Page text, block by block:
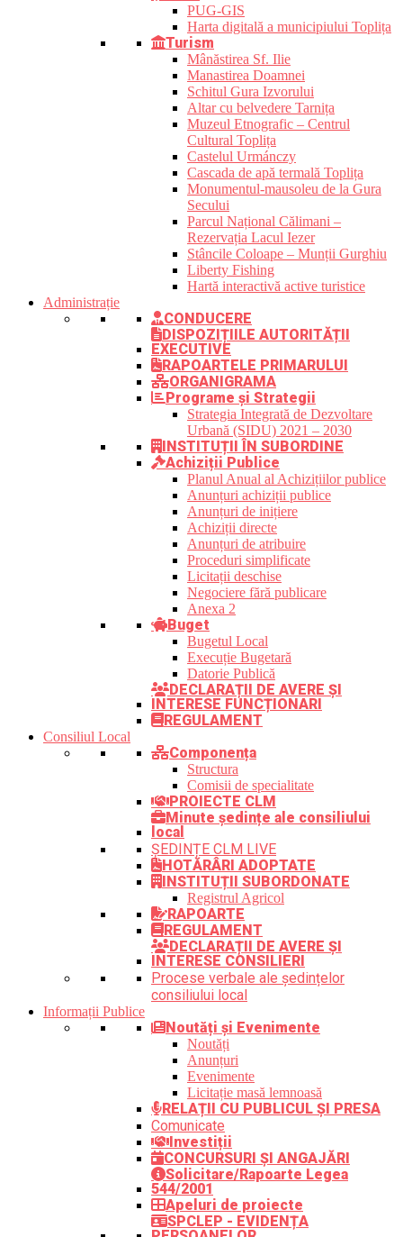
PUG-GIS
Harta digitală a municipiului Toplița
Turism
Mânăstirea Sf. Ilie
Manastirea Doamnei
Schitul Gura Izvorului
Altar cu belvedere Tarnița
Muzeul Etnografic – Centrul
Cultural Toplița
Castelul Urmánczy
Cascada de apă termală Toplița
Monumentul-mausoleu de la Gura
Secului
Parcul Național Călimani –
Rezervația Lacul Iezer
Stâncile Coloape – Munții Gurghiu
Liberty Fishing
Hartă interactivă active turistice
Administrație
CONDUCERE
DISPOZIȚIILE AUTORITĂȚII
EXECUTIVE
RAPOARTELE PRIMARULUI
ORGANIGRAMA
Programe și Strategii
Strategia Integrată de Dezvoltare
Urbană (SIDU) 2021 – 2030
INSTITUȚII ÎN SUBORDINE
Achiziții Publice
Planul Anual al Achizițiilor publice
Anunțuri achiziții publice
Anunțuri de inițiere
Achiziții directe
Anunțuri de atribuire
Proceduri simplificate
Licitații deschise
Negociere fără publicare
Anexa 2
Buget
Bugetul Local
Execuție Bugetară
Datorie Publică
DECLARAȚII DE AVERE ȘI
INTERESE FUNCȚIONARI
REGULAMENT
Consiliul Local
Componența
Structura
Comisii de specialitate
PROIECTE CLM
Minute ședințe ale consiliului
local
ȘEDINȚE CLM LIVE
HOTĂRÂRI ADOPTATE
INSTITUȚII SUBORDONATE
Registrul Agricol
RAPOARTE
REGULAMENT
DECLARAȚII DE AVERE ȘI
INTERESE CONSILIERI
Procese verbale ale ședințelor
consiliului local
Informații Publice
Noutăți și Evenimente
Noutăți
Anunțuri
Evenimente
Licitație masă lemnoasă
RELAȚII CU PUBLICUL ȘI PRESA
Comunicate
Investiții
CONCURSURI ȘI ANGAJĂRI
Solicitare/Rapoarte Legea
544/2001
Apeluri de proiecte
SPCLEP - EVIDENȚA